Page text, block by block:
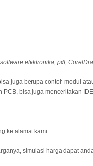
elektronika, pdf,
juga berupa contoh modul
bisa juga menceritakan
ke alamat kami
simulasi harga dapat